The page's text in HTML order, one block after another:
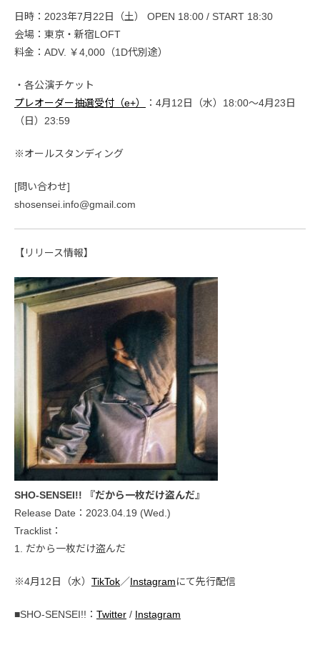
日時：2023年7月22日（土） OPEN 18:00 / START 18:30
会場：東京・新宿LOFT
料金：ADV. ￥4,000（1D代別途）
・各公演チケット
プレオーダー抽選受付（e+）
：4月12日（水）18:00〜4月23日
（日）23:59
※オールスタンディング
[問い合わせ]
shosensei.info@gmail.com
【リリース情報】
SHO-SENSEI!! 『だから一枚だけ盗んだ』
Release Date：2023.04.19 (Wed.)
Tracklist：
1. だから一枚だけ盗んだ
※4月12日（水） TikTok／Instagramにて先行配信
■SHO-SENSEI!!： Twitter / Instagram